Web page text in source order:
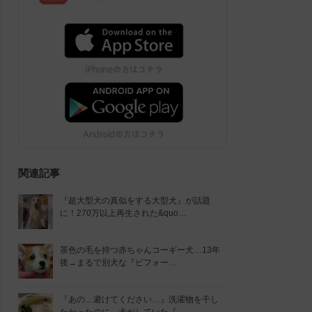
関連記事
『超大型犬の真似をする大型犬』が話題
に！270万以上再生された&quo…
茶色の毛を持つ赤ちゃんコーギー犬…13年
後→まるで別犬な『ビフォー…
『あの…避けてください…』洗濯物を干し